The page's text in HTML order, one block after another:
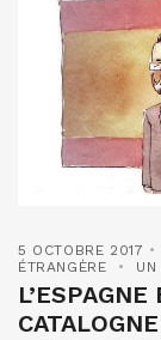
5 OCTOBRE 2017
ÉTRANGÈRE
UN